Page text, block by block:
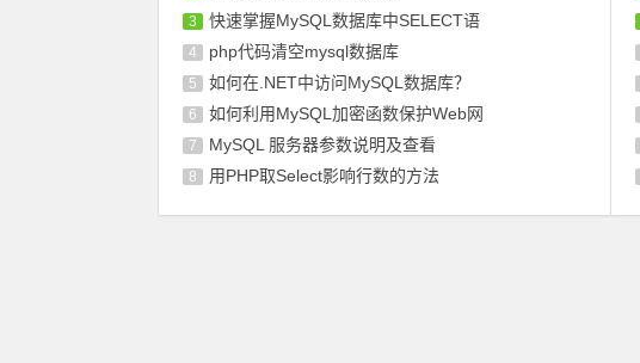
3 快速掌握MySQL数据库中SELECT语
4 php代码清空mysql数据库
5 如何在.NET中访问MySQL数据库？
6 如何利用MySQL加密函数保护Web网
7 MySQL 服务器参数说明及查看
8 用PHP取Select影响行数的方法